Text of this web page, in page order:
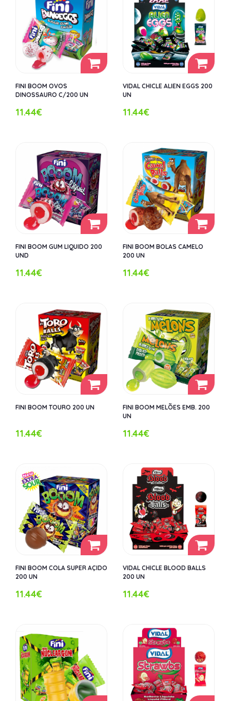
FINI BOOM OVOS
DINOSSAURO C/200 UN
11.44€
VIDAL CHICLE ALIEN EGGS 200
UN
11.44€
FINI BOOM GUM LIQUIDO 200
UND
11.44€
FINI BOOM BOLAS CAMELO
200 UN
11.44€
FINI BOOM TOURO 200 UN
11.44€
FINI BOOM MELÕES EMB. 200
UN
11.44€
FINI BOOM COLA SUPER AÇIDO
200 UN
11.44€
VIDAL CHICLE BLOOD BALLS
200 UN
11.44€